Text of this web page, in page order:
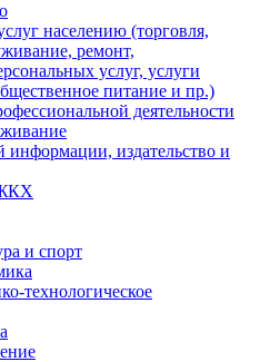
населению (торговля,
ремонт,
услуг, услуги
питание и пр.)
деятельности
информации, издательство и
ЖКХ
и спорт
технологическое